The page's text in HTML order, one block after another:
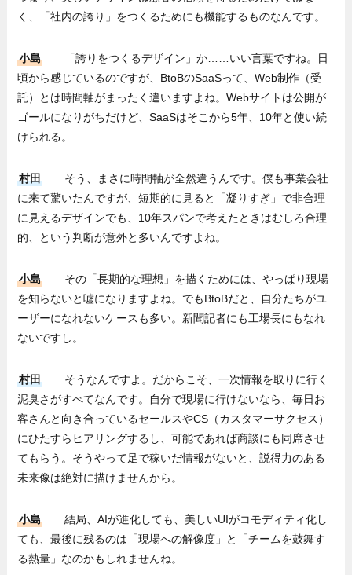
く、「社内の誇り」をつくるためにも機能するものなんです。
小島
「誇りをつくるデザイン」か……いい言葉ですね。日
頃から感じているのですが、BtoBのSaaSって、Web制作（受
託）とは時間軸がまったく違いますよね。Webサイトは公開が
ゴールになりがちだけど、SaaSはそこから5年、10年と使い続
けられる。
村田
そう、まさに時間軸が全然違うんです。僕も事業会社
に来て驚いたんですが、短期的に見ると「凝りすぎ」で非合理
に見えるデザインでも、10年スパンで考えたときはむしろ合理
的、という判断が意外と多いんですよね。
小島
その「長期的な理想」を描くためには、やっぱり現場
を知らないと嘘になりますよね。でもBtoBだと、自分たちがユ
ーザーになれないケースも多い。新聞記者にも工場長にもなれ
ないですし。
村田
そうなんですよ。だからこそ、一次情報を取りに行く
泥臭さがすべてなんです。自分で現場に行けないなら、毎日お
客さんと向き合っているセールスやCS（カスタマーサクセス）
にひたすらヒアリングするし、可能であれば商談にも同席させ
てもらう。そうやって足で稼いだ情報がないと、説得力のある
未来像は絶対に描けませんから。
小島
結局、AIが進化しても、美しいUIがコモディティ化し
ても、最後に残るのは「現場への解像度」と「チームを鼓舞す
る熱量」なのかもしれませんね。